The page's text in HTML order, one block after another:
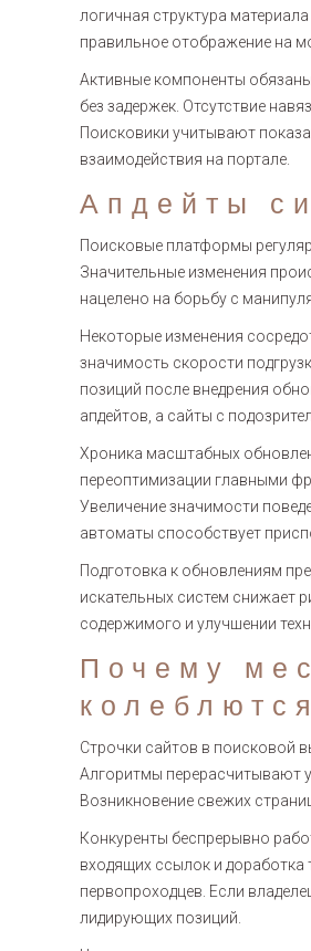
логичная структура
правильное отображение на
Активные компоненты
без задержек. Отсутствие
Поисковики учитывают
взаимодействия на портале.
Апдейты
Поисковые платформы
Значительные изменения
нацелено на борьбу с
Некоторые изменения
значимость скорости
позиций после внедрения
апдейтов, а сайты с
Хроника масштабных
переоптимизации главными
Увеличение значимости
автоматы способствует
Подготовка к обновлениям
искательных систем снижает
содержимого и улучшении
Почему
колеблются
Строчки сайтов в поисковой
Алгоритмы перерасчитывают
Возникновение свежих
Конкуренты беспрерывно
входящих ссылок и доработка
первопроходцев. Если
лидирующих позиций.